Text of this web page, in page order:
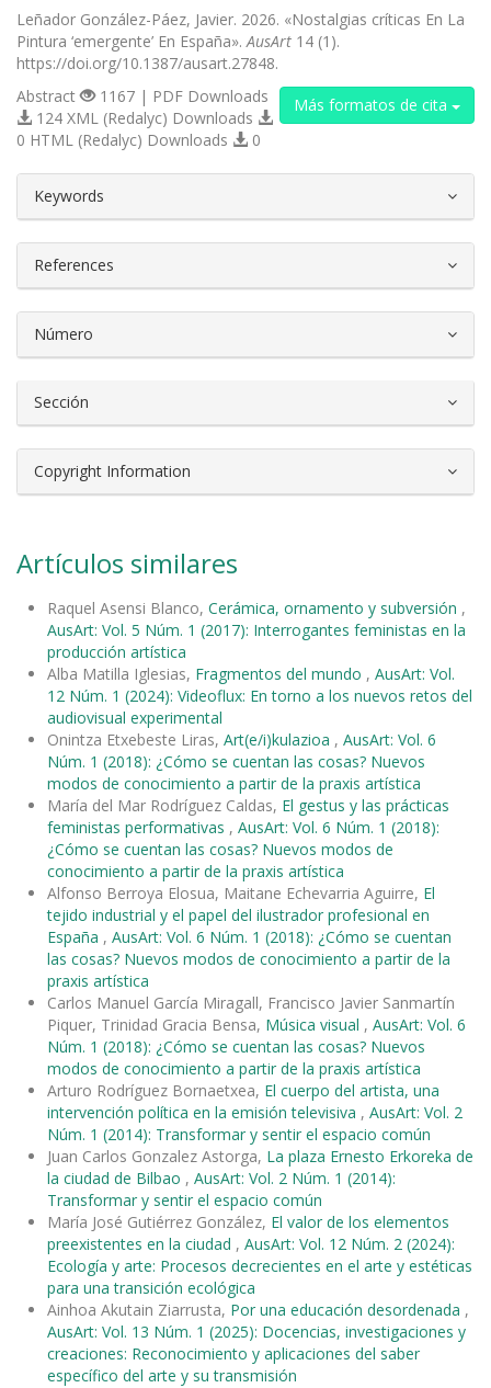
Leñador González-Páez, Javier. 2026. «Nostalgias críticas En La
Pintura ‘emergente’ En España».AusArt 14 (1).
https://doi.org/10.1387/ausart.27848.
Más formatos de cita
Abstract
1167 | PDF Downloads
124 XML (Redalyc) Downloads
0 HTML (Redalyc) Downloads
0
Keywords
References
Número
Sección
Copyright Information
Artículos similares
Raquel Asensi Blanco, Cerámica, ornamento y subversión ,
AusArt: Vol. 5 Núm. 1 (2017): Interrogantes feministas en la
producción artística
Alba Matilla Iglesias, Fragmentos del mundo , AusArt: Vol.
12 Núm. 1 (2024): Videoflux: En torno a los nuevos retos del
audiovisual experimental
Onintza Etxebeste Liras, Art(e/i)kulazioa , AusArt: Vol. 6
Núm. 1 (2018): ¿Cómo se cuentan las cosas? Nuevos
modos de conocimiento a partir de la praxis artística
María del Mar Rodríguez Caldas, El gestus y las prácticas
feministas performativas , AusArt: Vol. 6 Núm. 1 (2018):
¿Cómo se cuentan las cosas? Nuevos modos de
conocimiento a partir de la praxis artística
Alfonso Berroya Elosua, Maitane Echevarria Aguirre, El
tejido industrial y el papel del ilustrador profesional en
España , AusArt: Vol. 6 Núm. 1 (2018): ¿Cómo se cuentan
las cosas? Nuevos modos de conocimiento a partir de la
praxis artística
Carlos Manuel García Miragall, Francisco Javier Sanmartín
Piquer, Trinidad Gracia Bensa, Música visual , AusArt: Vol. 6
Núm. 1 (2018): ¿Cómo se cuentan las cosas? Nuevos
modos de conocimiento a partir de la praxis artística
Arturo Rodríguez Bornaetxea, El cuerpo del artista, una
intervención política en la emisión televisiva , AusArt: Vol. 2
Núm. 1 (2014): Transformar y sentir el espacio común
Juan Carlos Gonzalez Astorga, La plaza Ernesto Erkoreka de
la ciudad de Bilbao , AusArt: Vol. 2 Núm. 1 (2014):
Transformar y sentir el espacio común
María José Gutiérrez González, El valor de los elementos
preexistentes en la ciudad , AusArt: Vol. 12 Núm. 2 (2024):
Ecología y arte: Procesos decrecientes en el arte y estéticas
para una transición ecológica
Ainhoa Akutain Ziarrusta, Por una educación desordenada ,
AusArt: Vol. 13 Núm. 1 (2025): Docencias, investigaciones y
creaciones: Reconocimiento y aplicaciones del saber
específico del arte y su transmisión